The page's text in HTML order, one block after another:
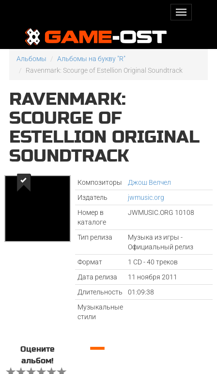
Альбомы
Альбомы на букву "R"
Ravenmark: Scourge of Estellion Original Soundtrack
RAVENMARK:
SCOURGE OF
ESTELLION ORIGINAL
SOUNDTRACK
Композиторы
Джош Велчел
Издатель
jwmusic.org
Номер в
каталоге
JWMUSIC.ORG 10108
Тип релиза
Музыка из игры -
Официальный релиз
Формат
1 CD - 40 треков
Дата релиза
11 ноября 2011
Длительность
01:09:38
Музыкальные
стили
Оцените
альбом!
—